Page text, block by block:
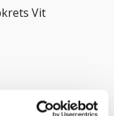
Vit